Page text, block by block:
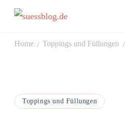
Home / Toppings und Füllungen /
Toppings und Füllungen